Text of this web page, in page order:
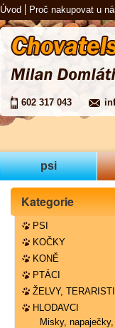
Úvod Proč nakupovat u
602 317 043
psi
Kategorie
PSI
KOČKY
KONĚ
PTÁCI
ŽELVY,
HLODAVCI
Misky, napaječky,